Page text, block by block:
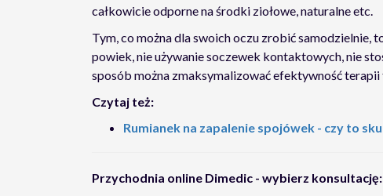
całkowicie odporne na środki ziołowe, naturalne etc.
Tym, co można dla swoich oczu zrobić samodzielnie,
powiek, nie używanie soczewek kontaktowych, nie
sposób można zmaksymalizować efektywność
Czytaj też:
Rumianek na zapalenie spojówek - czy to
Przychodnia online Dimedic - wybierz konsultację: